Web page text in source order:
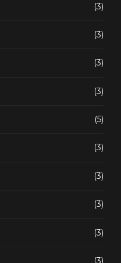
(3)
(3)
(3)
(3)
(5)
(3)
(3)
(3)
(3)
(3)